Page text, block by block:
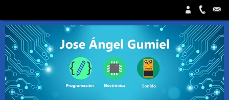
contenido